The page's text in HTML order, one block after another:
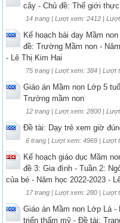
cây - Chủ đề: Thế giới
14 trang | Lượt xem: 2412 |
Kế hoạch bài dạy Mầm
đề: Trường Mầm non -
- Lê Thị Kim Hai
75 trang | Lượt xem: 384 | Lượt
Giáo án Mầm non Lớp 5
Trường mầm non
12 trang | Lượt xem: 2800 |
Đề tài: Dạy trẻ xem giờ
6 trang | Lượt xem: 4969 | Lượt
Kế hoạch giáo dục Mầm
đề 3: Gia đình - Tuần 2:
của bé - Năm học 2022-2023 -
17 trang | Lượt xem: 280 | Lượt
Giáo án Mầm non Lớp Lá
triển thẩm mỹ - Đề tài: